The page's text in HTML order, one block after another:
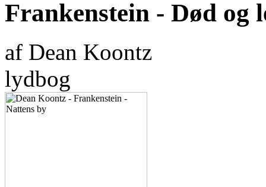
Frankenstein - Død og
af Dean Koontz
lydbog